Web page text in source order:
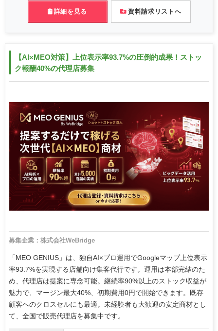
詳細を見る 資料請求リストへ
【AI×MEO対策】上位表示率93.7%の圧倒的成果！ストッ
ク報酬40%の代理店募集
募集企業：株式会社WeBridge
「MEO GENIUS」は、独自AI×プロ運用でGoogleマップ上位表示
率93.7%を実現する店舗向け集客代行です。運用は本部完結のた
め、代理店は提案に専念可能。継続率90%以上のストック収益が
魅力で、マージン最大40%、初期費用0円で開始できます。既存
顧客へのクロスセルにも最適。未経験者も大歓迎の安定商材とし
て、全国で販売代理店を募集中です。